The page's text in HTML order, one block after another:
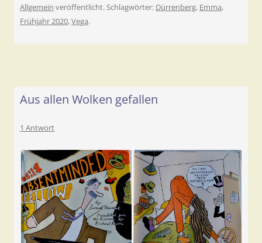
Allgemein veröffentlicht. Schlagwörter: Dürrenberg, Emma,
Frühjahr 2020,Vega.
Aus allen Wolken gefallen
1 Antwort